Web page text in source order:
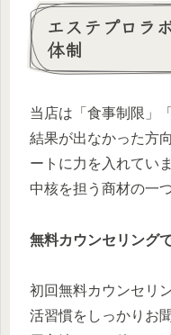
エステプロラ
体制
当店は「食事制限」
結果が出なかった方
ートに力を入れてい
中核を担う商材の一
無料カウンセリング
初回無料カウンセリ
活習慣をしっかりお